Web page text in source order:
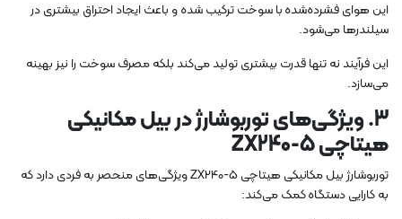
این هوای فشرده‌شده با سوخت ترکیب شده و باعث ایجاد احتراق بیشتری در
سیلندرها می‌شود.
این فرآیند نه تنها قدرت بیشتری تولید می‌کند بلکه مصرف سوخت را نیز بهینه
می‌سازد.
3. ویژگی‌های توربوشارژ در بیل مکانیکی
هیتاچی ZX240-5
توربوشارژ بیل مکانیکی هیتاچی ZX240-5 ویژگی‌های منحصر به فردی دارد که
به کارایی دستگاه کمک می‌کند: